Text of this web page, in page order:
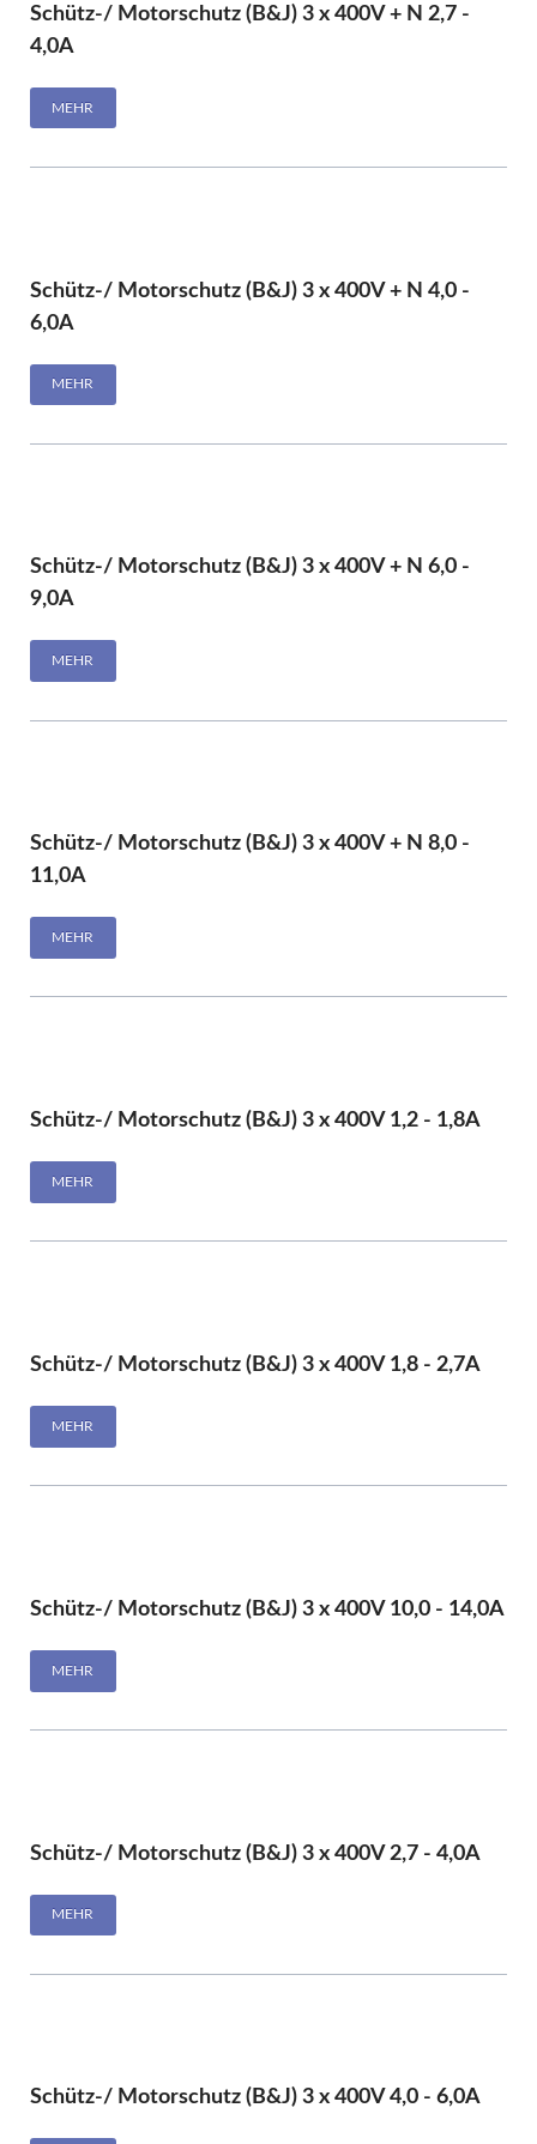
Schütz-/ Motorschutz (B&J) 3 x 400V + N 2,7 -
4,0A
MEHR
Schütz-/ Motorschutz (B&J) 3 x 400V + N 4,0 -
6,0A
MEHR
Schütz-/ Motorschutz (B&J) 3 x 400V + N 6,0 -
9,0A
MEHR
Schütz-/ Motorschutz (B&J) 3 x 400V + N 8,0 -
11,0A
MEHR
Schütz-/ Motorschutz (B&J) 3 x 400V 1,2 - 1,8A
MEHR
Schütz-/ Motorschutz (B&J) 3 x 400V 1,8 - 2,7A
MEHR
Schütz-/ Motorschutz (B&J) 3 x 400V 10,0 - 14,0A
MEHR
Schütz-/ Motorschutz (B&J) 3 x 400V 2,7 - 4,0A
MEHR
Schütz-/ Motorschutz (B&J) 3 x 400V 4,0 - 6,0A